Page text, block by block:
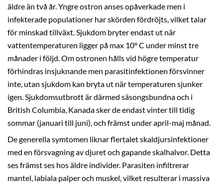
äldre än två år. Yngre ostron anses opåverkade men i
infekterade populationer har skörden fördröjts, vilket talar
för minskad tillväxt. Sjukdom bryter endast ut när
vattentemperaturen ligger på max 10° C under minst tre
månader i följd. Om ostronen hålls vid högre temperatur
förhindras insjuknande men parasitinfektionen försvinner
inte, utan sjukdom kan bryta ut när temperaturen sjunker
igen. Sjukdomsutbrott är därmed säsongsbundna och i
British Columbia, Kanada sker de endast vinter till tidig
sommar (januari till juni), och främst under april-maj månad.
De generella symtomen liknar flertalet skaldjursinfektioner
med en försvagning av djuret och gapande skalhalvor. Detta
ses främst ses hos äldre individer. Parasiten infiltrerar
mantel, labiala palper och muskel, vilket resulterar i massiva